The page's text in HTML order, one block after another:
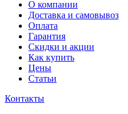
О компании
Доставка и самовывоз
Оплата
Гарантия
Скидки и акции
Как купить
Цены
Статьи
Контакты